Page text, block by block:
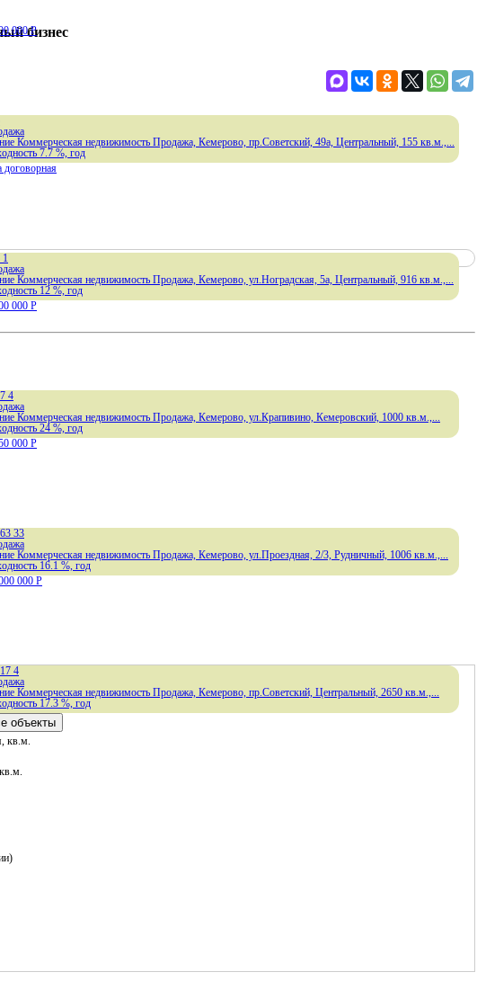
000Р
Коммерческая недвижимость Продажа, Кемерово, пр.Советский, 49а, Центральный, 155 кв.м.,...
7.7 %, год
договорная
1
Коммерческая недвижимость Продажа, Кемерово, ул.Ноградская, 5а, Центральный, 916 кв.м.,...
12 %, год
000 Р
4
Коммерческая недвижимость Продажа, Кемерово, ул.Крапивино, Кемеровский, 1000 кв.м.,...
24 %, год
000 Р
33
Коммерческая недвижимость Продажа, Кемерово, ул.Проездная, 2/3, Рудничный, 1006 кв.м.,...
16.1 %, год
000 Р
4
Коммерческая недвижимость Продажа, Кемерово, пр.Советский, Центральный, 2650 кв.м.,...
17.3 %, год
бизнес
кв.м.